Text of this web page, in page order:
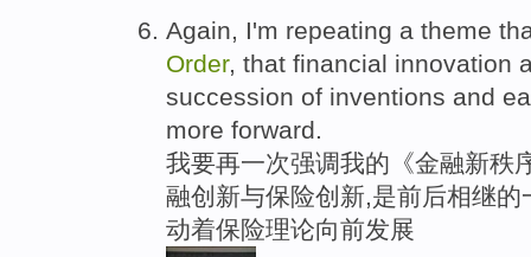
Again, I'm repeating a theme
Order, that financial innovation
succession of inventions and
more forward.
我要再一次强调我的《金融新秩
融创新与保险创新,是前后相继
动着保险理论向前发展